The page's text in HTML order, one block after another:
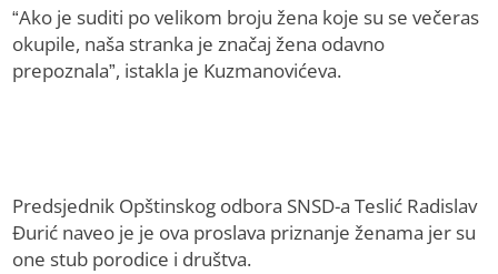
“Ako je suditi po velikom broju žena koje su se večeras
okupile, naša stranka je značaj žena odavno
prepoznala”, istakla je Kuzmanovićeva.
Predsjednik Opštinskog odbora SNSD-a Teslić Radislav
Đurić naveo je je ova proslava priznanje ženama jer su
one stub porodice i društva.